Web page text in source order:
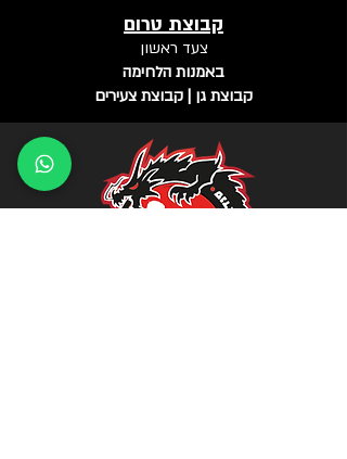
קבוצת טרום
צעד ראשון
באמנות הלחימה
קבוצת גן | קבוצת צעירים